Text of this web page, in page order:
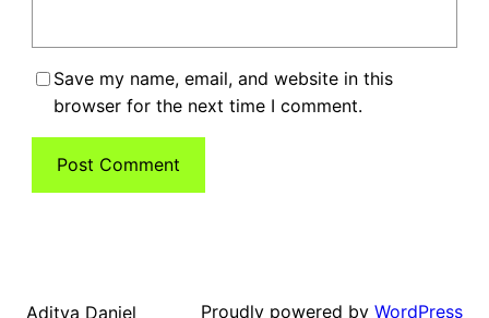
Save my name, email, and website in this
browser for the next time I comment.
Aditya Daniel Proudly powered by WordPress